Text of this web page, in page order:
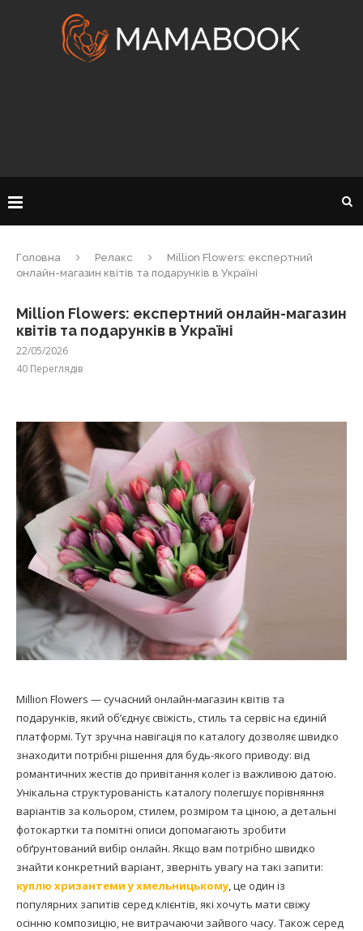
Головна Релакс
Million Flowers: експертний
онлайн-магазин квітів та подарунків в Україні
Million Flowers: експертний онлайн-магазин
квітів та подарунків в Україні
22/05/2026
40 Переглядів
Million Flowers — сучасний онлайн-магазин квітів та
подарунків, який об’єднує свіжість, стиль та сервіс на єдиній
платформі. Тут зручна навігація по каталогу дозволяє швидко
знаходити потрібні рішення для будь-якого приводу: від
романтичних жестів до привітання колег із важливою датою.
Унікальна структурованість каталогу полегшує порівняння
варіантів за кольором, стилем, розміром та ціною, а детальні
фотокартки та помітні описи допомагають зробити
обґрунтований вибір онлайн. Якщо вам потрібно швидко
знайти конкретний варіант, зверніть увагу на такі запити:
куплю хризантеми у хмельницькому, це один із
популярних запитів серед клієнтів, які хочуть мати свіжу
осінню композицію, не витрачаючи зайвого часу. Також серед